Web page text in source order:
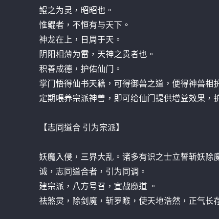
鲲之为灵，昭昭也。
惟鲲者，不恒有与天下。
神龙在上，日周于天。
阴阳相薄为雷，天神之贵者也。
积善成德，护佑仙门。
掌门悟得仙书天籍，可得御兽之道，便得神兽相
定期喂养宗派神兽，即可给仙门提供增益效果，
【志同道合 引为宗派】
妖魔入侵，三界大乱。诸多有识之士立誓斩妖除
诚，志同道合者，引为同调。
建宗派，八方号召，宣战魔道 。
祛煞灵，除剑魔，斩罗睺，使天地浩然，正气长